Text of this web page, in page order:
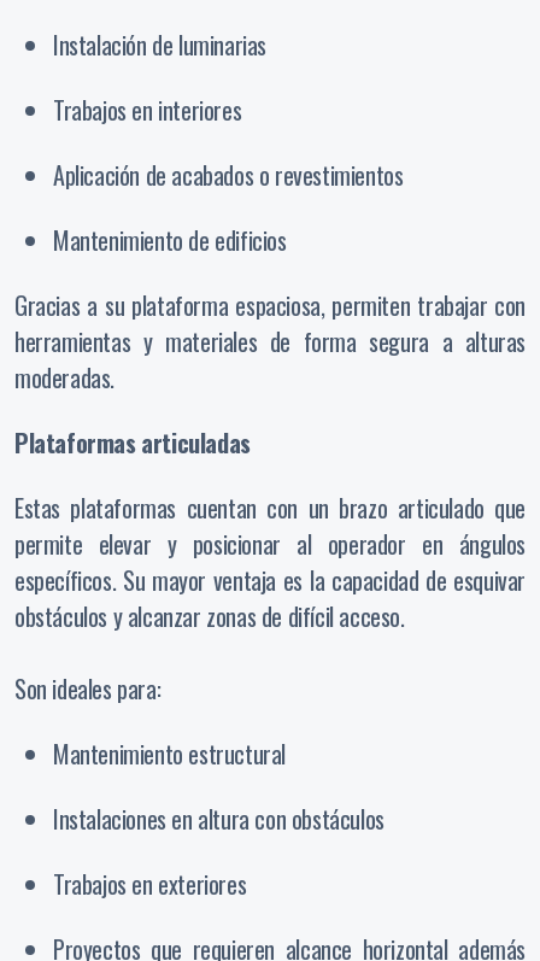
Instalación de luminarias
Trabajos en interiores
Aplicación de acabados o revestimientos
Mantenimiento de edificios
Gracias a su plataforma espaciosa, permiten trabajar con
herramientas y materiales de forma segura a alturas
moderadas.
Plataformas articuladas
Estas plataformas cuentan con un brazo articulado que
permite elevar y posicionar al operador en ángulos
específicos. Su mayor ventaja es la capacidad de esquivar
obstáculos y alcanzar zonas de difícil acceso.
Son ideales para:
Mantenimiento estructural
Instalaciones en altura con obstáculos
Trabajos en exteriores
Proyectos que requieren alcance horizontal además